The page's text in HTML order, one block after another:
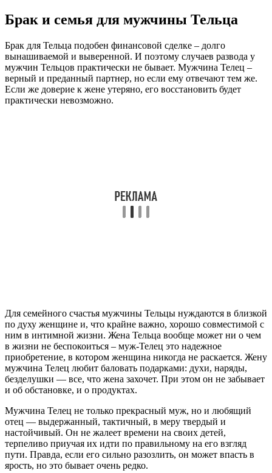
Брак и семья для мужчины Тельца
Брак для Тельца подобен финансовой сделке – долго
вынашиваемой и выверенной. И поэтому случаев развода у
мужчин Тельцов практически не бывает. Мужчина Телец –
верный и преданный партнер, но если ему отвечают тем же.
Если же доверие к жене утеряно, его восстановить будет
практически невозможно.
Для семейного счастья мужчины Тельцы нуждаются в близкой
по духу женщине и, что крайне важно, хорошо совместимой с
ним в интимной жизни. Жена Тельца вообще может ни о чем
в жизни не беспокоиться – муж-Телец это надежное
приобретение, в котором женщина никогда не раскается. Жену
мужчина Телец любит баловать подарками: духи, наряды,
безделушки — все, что жена захочет. При этом он не забывает
и об обстановке, и о продуктах.
Мужчина Телец не только прекрасный муж, но и любящий
отец — выдержанный, тактичный, в меру твердый и
настойчивый. Он не жалеет времени на своих детей,
терпеливо приучая их идти по правильному на его взгляд
пути. Правда, если его сильно разозлить, он может впасть в
ярость, но это бывает очень редко.